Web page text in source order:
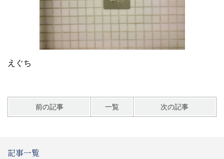
えぐち
前の記事 一覧 次の記事
記事一覧